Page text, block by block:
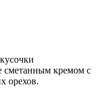
сметанным кремом с
орехов.